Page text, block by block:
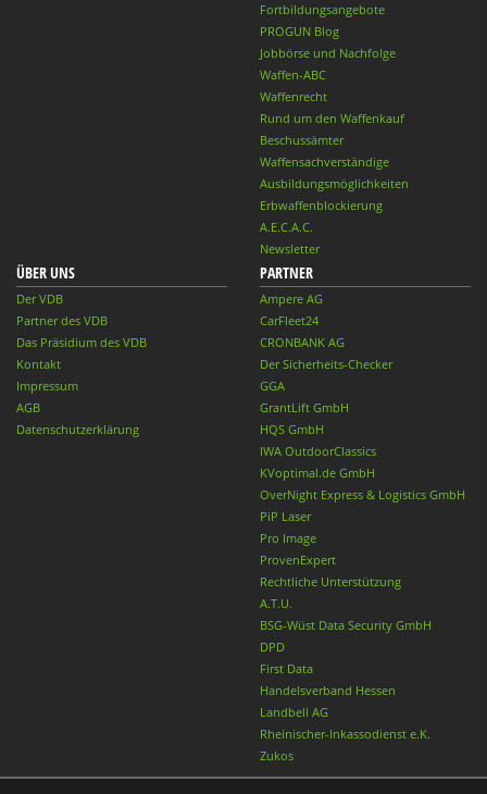
Fortbildungsangebote
PROGUN Blog
Jobbörse und Nachfolge
Waffen-ABC
Waffenrecht
Rund um den Waffenkauf
Beschussämter
Waffensachverständige
Ausbildungsmöglichkeiten
Erbwaffenblockierung
A.E.C.A.C.
Newsletter
ÜBER UNS
Der VDB
Partner des VDB
Das Präsidium des VDB
Kontakt
Impressum
AGB
Datenschutzerklärung
PARTNER
Ampere AG
CarFleet24
CRONBANK AG
Der Sicherheits-Checker
GGA
GrantLift GmbH
HQS GmbH
IWA OutdoorClassics
KVoptimal.de GmbH
OverNight Express & Logistics GmbH
PiP Laser
Pro Image
ProvenExpert
Rechtliche Unterstützung
A.T.U.
BSG-Wüst Data Security GmbH
DPD
First Data
Handelsverband Hessen
Landbell AG
Rheinischer-Inkassodienst e.K.
Zukos